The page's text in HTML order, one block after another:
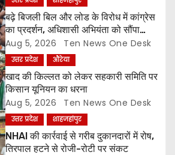
बढ़े बिजली बिल और लोड के विरोध में कांग्रेस
का प्रदर्शन, अधिशासी अभियंता को सौंपा
ज्ञापन
Aug 5, 2026 Ten News One Desk
उत्तर प्रदेश औरेया
खाद की किल्लत को लेकर सहकारी समिति पर
किसान यूनियन का धरना
Aug 5, 2026 Ten News One Desk
उत्तर प्रदेश शाहजहांपुर
NHAI की कार्रवाई से गरीब दुकानदारों में रोष,
तिरपाल हटने से रोजी-रोटी पर संकट